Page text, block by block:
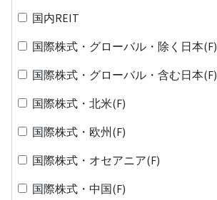
国内REIT
国際株式・グローバル・除く日本(F)
国際株式・グローバル・含む日本(F)
国際株式・北米(F)
国際株式・欧州(F)
国際株式・オセアニア(F)
国際株式・中国(F)